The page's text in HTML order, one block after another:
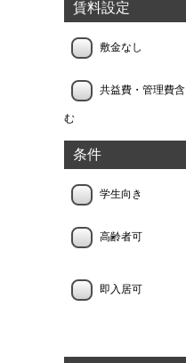
賃料設定
敷金なし
共益費・管理費含
む
条件
学生向き
高齢者可
即入居可